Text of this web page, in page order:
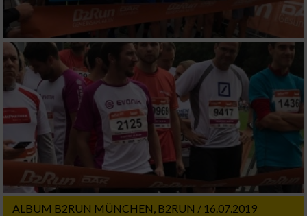
ALBUM B2RUN MÜNCHEN, B2RUN / 16.07.2019